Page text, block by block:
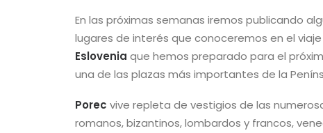
En las próximas semanas iremos publicando
lugares de interés que conoceremos en el
Eslovenia que hemos preparado para el
una de las plazas más importantes de la
Porec vive repleta de vestigios de las
romanos, bizantinos, lombardos y francos,